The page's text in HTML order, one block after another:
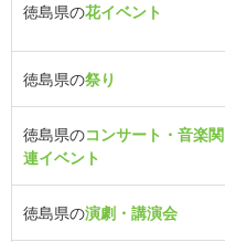
徳島県の花イベント
徳島県の祭り
徳島県のコンサート・音楽関
連イベント
徳島県の演劇・講演会